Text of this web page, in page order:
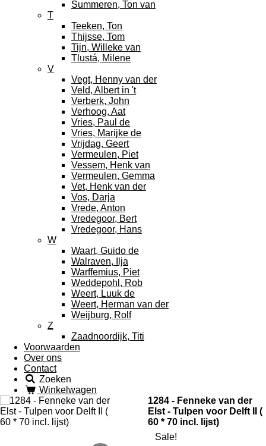
Summeren, Ton van
T
Teeken, Ton
Thijsse, Tom
Tijn, Willeke van
Tlustá, Milene
V
Vegt, Henny van der
Veld, Albert in 't
Verberk, John
Verhoog, Aat
Vries, Paul de
Vries, Marijke de
Vrijdag, Geert
Vermeulen, Piet
Vessem, Henk van
Vermeulen, Gemma
Vet, Henk van der
Vos, Darja
Vrede, Anton
Vredegoor, Bert
Vredegoor, Hans
W
Waart, Guido de
Walraven, Ilja
Warffemius, Piet
Weddepohl, Rob
Weert, Luuk de
Weert, Herman van der
Weijburg, Rolf
Z
Zaadnoordijk, Titi
Voorwaarden
Over ons
Contact
Zoeken
Winkelwagen
1284 - Fenneke van der
Elst - Tulpen voor Delft II (
60 * 70 incl. lijst)
Sale!